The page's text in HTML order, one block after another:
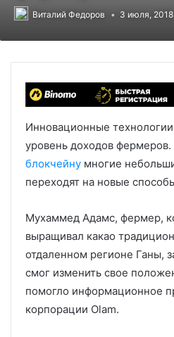
Виталий Федоров 3 июля, 2018
Инновационные
уровень доходов фермеров.
блокчейну многие
переходят на новые
Мухаммед Адамс, фермер,
выращивал какао
отдаленном регионе Ганы,
смог изменить свое
помогло информационное
корпорации Olam.